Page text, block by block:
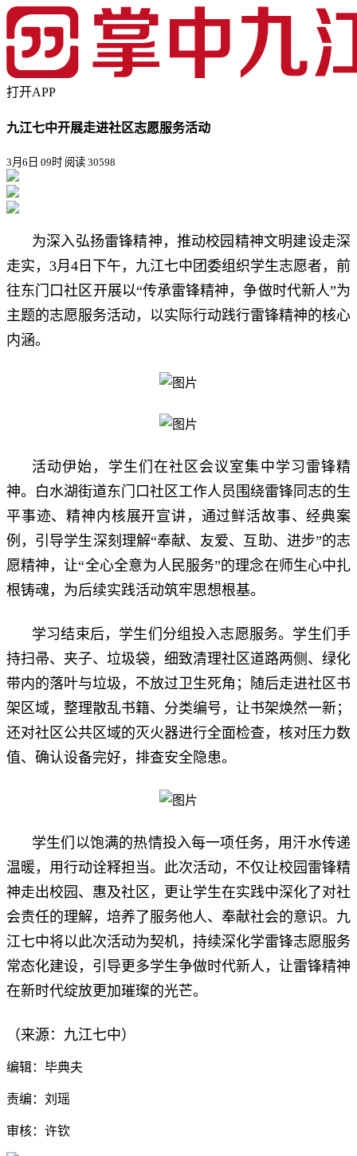
打开APP
九江七中开展走进社区志愿服务活动
3月6日 09时 阅读 30598
为深入弘扬雷锋精神，推动校园精神文明建设走深
走实，3月4日下午，九江七中团委组织学生志愿者，前
往东门口社区开展以“传承雷锋精神，争做时代新人”为
主题的志愿服务活动，以实际行动践行雷锋精神的核心
内涵。
活动伊始，学生们在社区会议室集中学习雷锋精
神。白水湖街道东门口社区工作人员围绕雷锋同志的生
平事迹、精神内核展开宣讲，通过鲜活故事、经典案
例，引导学生深刻理解“奉献、友爱、互助、进步”的志
愿精神，让“全心全意为人民服务”的理念在师生心中扎
根铸魂，为后续实践活动筑牢思想根基。
学习结束后，学生们分组投入志愿服务。学生们手
持扫帚、夹子、垃圾袋，细致清理社区道路两侧、绿化
带内的落叶与垃圾，不放过卫生死角；随后走进社区书
架区域，整理散乱书籍、分类编号，让书架焕然一新；
还对社区公共区域的灭火器进行全面检查，核对压力数
值、确认设备完好，排查安全隐患。
学生们以饱满的热情投入每一项任务，用汗水传递
温暖，用行动诠释担当。此次活动，不仅让校园雷锋精
神走出校园、惠及社区，更让学生在实践中深化了对社
会责任的理解，培养了服务他人、奉献社会的意识。九
江七中将以此次活动为契机，持续深化学雷锋志愿服务
常态化建设，引导更多学生争做时代新人，让雷锋精神
在新时代绽放更加璀璨的光芒。
（来源：九江七中）
编辑：毕典夫
责编：刘瑶
审核：许钦